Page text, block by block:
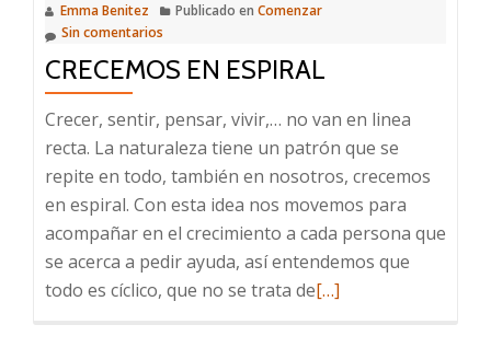
Emma Benitez Publicado en Comenzar
Sin comentarios
CRECEMOS EN ESPIRAL
Crecer, sentir, pensar, vivir,… no van en linea
recta. La naturaleza tiene un patrón que se
repite en todo, también en nosotros, crecemos
en espiral. Con esta idea nos movemos para
acompañar en el crecimiento a cada persona que
se acerca a pedir ayuda, así entendemos que
todo es cíclico, que no se trata deLeer
[…]